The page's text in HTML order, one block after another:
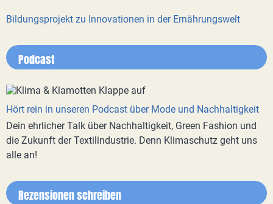
Bildungsprojekt zu Innovationen in der Ernährungswelt
Podcast
Hört rein in unseren Podcast über Mode und Nachhaltigkeit
Dein ehrlicher Talk über Nachhaltigkeit, Green Fashion und
die Zukunft der Textilindustrie. Denn Klimaschutz geht uns
alle an!
Rezensionen schreiben